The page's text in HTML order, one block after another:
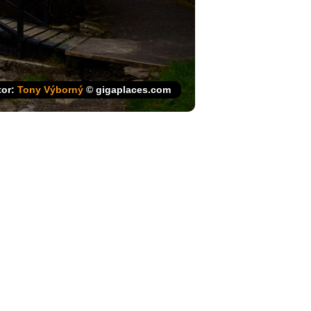
Tony Výborný © gigaplaces.com